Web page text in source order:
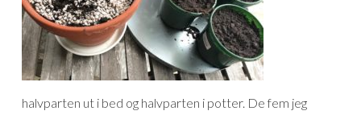
halvparten ut i bed og halvparten i potter. De fem jeg